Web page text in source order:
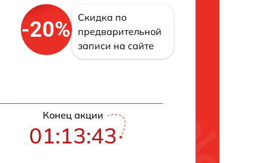
-20%
Скидка по
предварительной
записи на сайте
Конец акции
01:13:43